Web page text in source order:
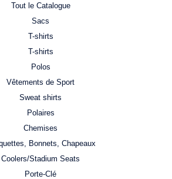
Tout le Catalogue
Sacs
T-shirts
T-shirts
Polos
Vêtements de Sport
Sweat shirts
Polaires
Chemises
Bonnets, Chapeaux
Coolers/Stadium Seats
Porte-Clé